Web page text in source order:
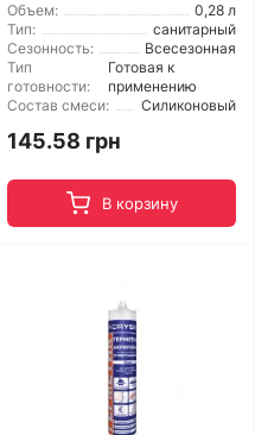
Объем:
0,28 л
Тип:
санитарный
Сезонность:
Всесезонная
Тип
готовности:
Готовая к
применению
Состав смеси:
Силиконовый
145.58 грн
В корзину